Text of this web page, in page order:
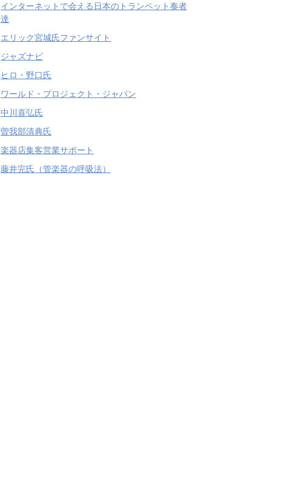
インターネットで会える日本のトランペット奏者
達
エリック宮城氏ファンサイト
ジャズナビ
ヒロ・野口氏
ワールド・プロジェクト・ジャパン
中川喜弘氏
曽我部清典氏
楽器店集客営業サポート
藤井完氏（管楽器の呼吸法）